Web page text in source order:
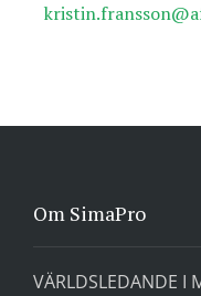
Om SimaPro
VÄRLDSLEDANDE I